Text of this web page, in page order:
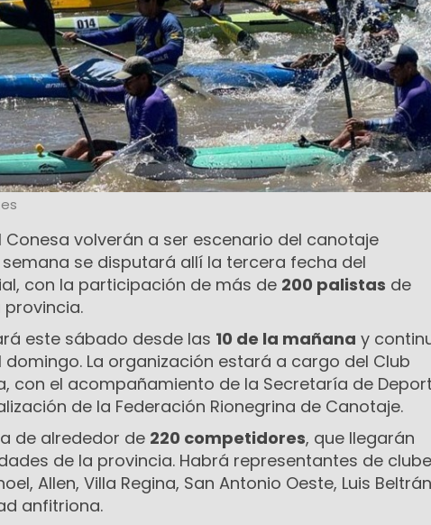
Conesa volverán a ser escenario del canotaje
semana se disputará allí la tercera fecha del
con la participación de más de 200 palistas de
este sábado desde las 10 de la mañana y
La organización estará a cargo del Club
con el acompañamiento de la Secretaría de
de la Federación Rionegrina de Canotaje.
de alrededor de 220 competidores, que llegarán
de la provincia. Habrá representantes de
Allen, Villa Regina, San Antonio Oeste, Luis
anfitriona.